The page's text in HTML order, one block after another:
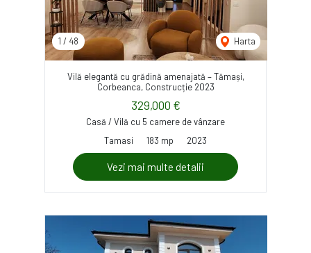
1 / 48 Harta
Vilă elegantă cu grădină amenajată – Tămași,
Corbeanca, Construcție 2023
329,000 €
Casă / Vilă cu 5 camere de vânzare
Tamasi
183 mp 2023
Vezi mai multe detalii